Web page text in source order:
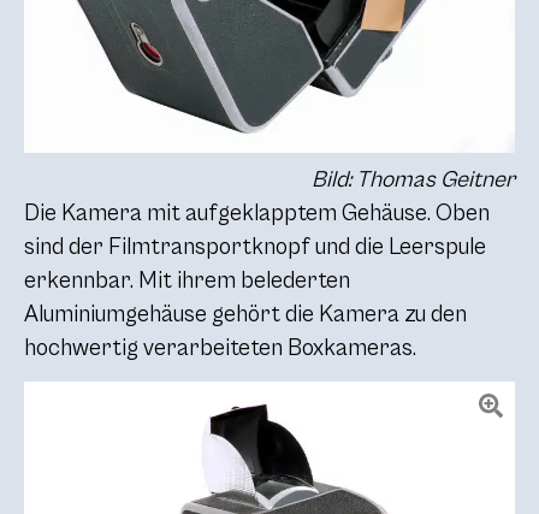
Bild: Thomas Geitner
Die Kamera mit aufgeklapptem Gehäuse. Oben
sind der Filmtransportknopf und die Leerspule
erkennbar. Mit ihrem belederten
Aluminiumgehäuse gehört die Kamera zu den
hochwertig verarbeiteten Boxkameras.